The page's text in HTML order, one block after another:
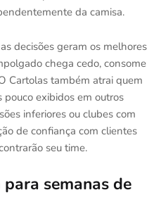
da camisa.
decisões geram os melhores
chega cedo, consome
Cartolas também atrai quem
pouco exibidos em outros
inferiores ou clubes com
de confiança com clientes
seu time.
semanas de